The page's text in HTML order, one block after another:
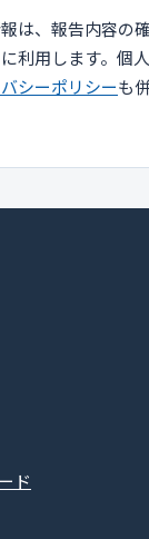
は、報告内容の
利用します。個
シーポリシーも
ド